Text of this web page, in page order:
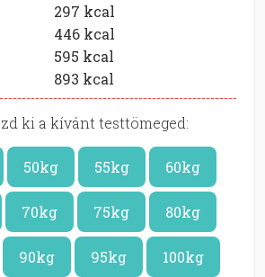
297 kcal
446 kcal
595 kcal
893 kcal
ki a kívánt testtömeged:
50kg 55kg 60kg
70kg 75kg 80kg
90kg 95kg 100kg